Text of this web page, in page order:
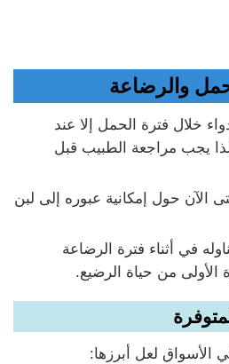
والرضاعة
خلال فترة الحمل إلا عند
لذا يجب مراجعة الطبيب قبل
الآن حول إمكانية عبوره إلى لبن
في أثناء فترة الرضاعة
من حياة الرضيع.
الأسواق لعل أبرزها: